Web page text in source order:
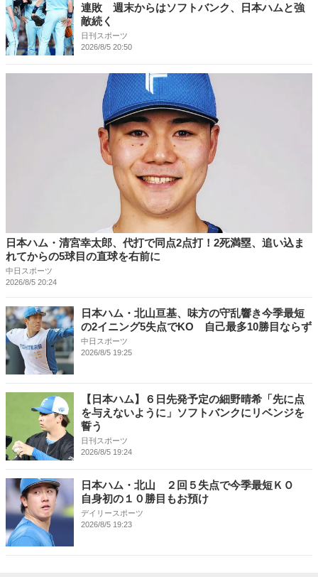
連敗 週末からはソフトバンク、日本ハムと強
敵続く
日刊スポーツ
2026/8/5 20:50
日本ハム・清宮幸太郎、代打で同点2点打！2死満塁、追い込ま
れてからの5球目の直球を右前に
中日スポーツ
2026/8/5 20:24
日本ハム・北山亘基、味方の守乱響き今季最短
の2イニング5失点でKO 自己最多10勝目ならず
中日スポーツ
2026/8/5 19:25
【日本ハム】６日先発予定の細野晴希「先に点
を与えないように」ソフトバンクにリベンジを
誓う
日刊スポーツ
2026/8/5 19:24
日本ハム・北山 ２回５失点で今季最短ＫＯ
自身初の１０勝目もお預け
デイリースポーツ
2026/8/5 19:23